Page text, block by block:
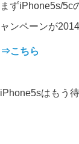
まずiPhone5s/5c
ャンペーンが
⇒こちら
iPhone5sはもう